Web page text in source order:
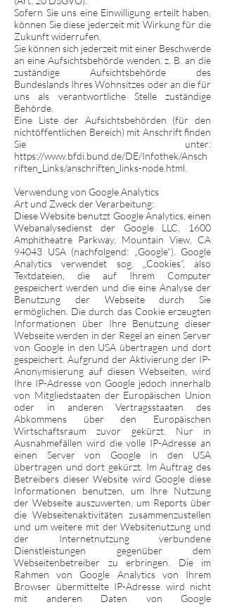
Sofern Sie uns eine Einwilligung erteilt haben,
können Sie diese jederzeit mit Wirkung für die
Zukunft widerrufen.
Sie können sich jederzeit mit einer Beschwerde
an eine Aufsichtsbehörde wenden, z. B. an die
zuständige Aufsichtsbehörde des
Bundeslands Ihres Wohnsitzes oder an die für
uns als verantwortliche Stelle zuständige
Behörde.
Eine Liste der Aufsichtsbehörden (für den
nichtöffentlichen Bereich) mit Anschrift finden
Sie unter:
https://www.bfdi.bund.de/DE/Infothek/Ansch
riften_Links/anschriften_links-node.html
Verwendung von Google Analytics
Art und Zweck der Verarbeitung:
Diese Website benutzt Google Analytics, einen
Webanalysedienst der Google LLC, 1600
Amphitheatre Parkway, Mountain View, CA
94043 USA (nachfolgend: „Google“). Google
Analytics verwendet sog. „Cookies“, also
Textdateien, die auf Ihrem Computer
gespeichert werden und die eine Analyse der
Benutzung der Webseite durch Sie
ermöglichen. Die durch das Cookie erzeugten
Informationen über Ihre Benutzung dieser
Webseite werden in der Regel an einen Server
von Google in den USA übertragen und dort
gespeichert. Aufgrund der Aktivierung der IP-
Anonymisierung auf diesen Webseiten, wird
Ihre IP-Adresse von Google jedoch innerhalb
von Mitgliedstaaten der Europäischen Union
oder in anderen Vertragsstaaten des
Abkommens über den Europäischen
Wirtschaftsraum zuvor gekürzt. Nur in
Ausnahmefällen wird die volle IP-Adresse an
einen Server von Google in den USA
übertragen und dort gekürzt. Im Auftrag des
Betreibers dieser Website wird Google diese
Informationen benutzen, um Ihre Nutzung
der Webseite auszuwerten, um Reports über
die Webseitenaktivitäten zusammenzustellen
und um weitere mit der Websitenutzung und
der Internetnutzung verbundene
Dienstleistungen gegenüber dem
Webseitenbetreiber zu erbringen. Die im
Rahmen von Google Analytics von Ihrem
Browser übermittelte IP-Adresse wird nicht
mit anderen Daten von Google